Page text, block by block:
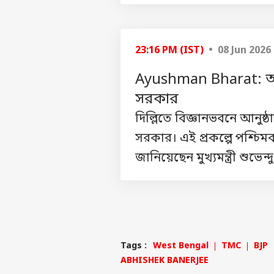
23:16 PM (IST) • 08 Jun 2026
Ayushman Bharat:
সরকার
দিল্লিতে বিজ্ঞানভবনে
সরকার। এই প্রকল্পে
জানিয়েছেন মুখ্যমন্ত্রী
Tags : West Bengal TMC BJP
ABHISHEK BANERJEE
হ্যালো গেস্ট
বিজ্ঞাপন দিন
প্রাইভেসি পলিসি